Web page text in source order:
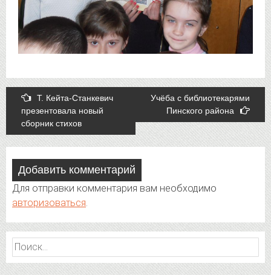
Post
navigation
Т. Кейта-Станкевич
презентовала новый
сборник стихов
Учёба с библиотекарями
Пинского района
Добавить комментарий
Для отправки комментария вам необходимо
авторизоваться
Найти: